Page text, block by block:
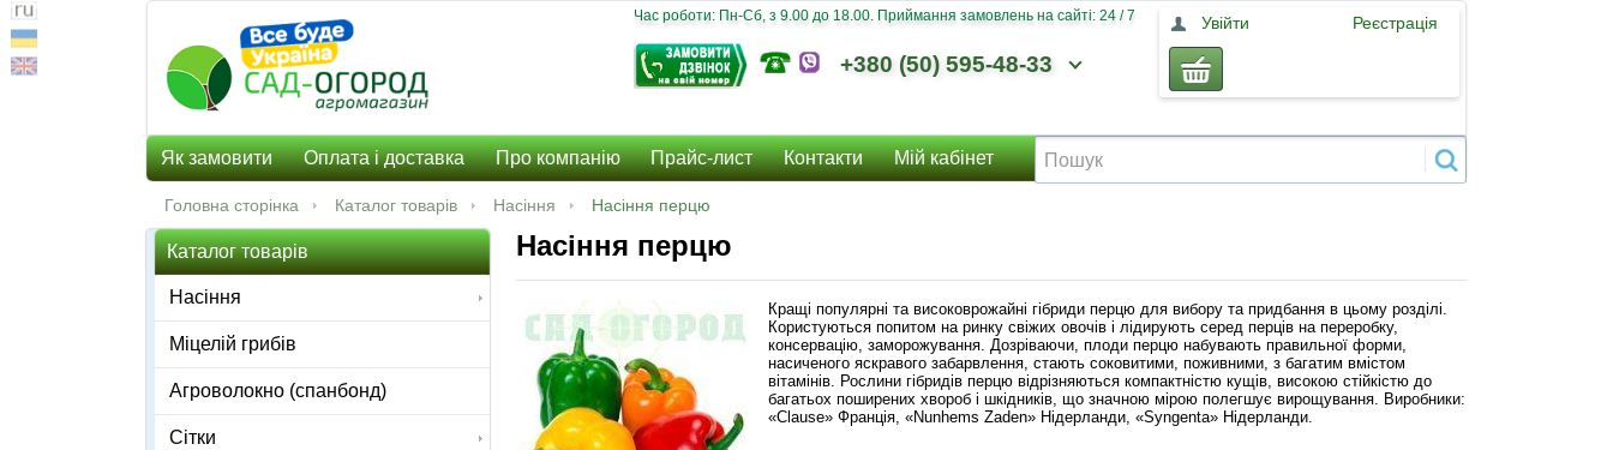
Час роботи: Пн-Сб, з 9.00 до 18.00. Приймання замовлень на сайті: 24 / 7
+380 (50) 595-48-33
Увійти Реєстрація
Як замовити Оплата і доставка Про компанію Прайс-лист Контакти Мій кабінет
Головна сторінка Каталог товарів Насіння Насіння перцю
Насіння перцю
Кращі популярні та високоврожайні гібриди перцю для вибору та придбання в цьому розділі.
Користуються попитом на ринку свіжих овочів і лідирують серед перців на переробку,
консервацію, заморожування. Дозріваючи, плоди перцю набувають правильної форми,
насиченого яскравого забарвлення, стають соковитими, поживними, з багатим вмістом
вітамінів. Рослини гібридів перцю відрізняються компактністю кущів, високою стійкістю до
багатьох поширених хвороб і шкідників, що значною мірою полегшує вирощування. Виробники:
«Clause» Франція, «Nunhems Zaden» Нідерланди, «Syngenta» Нідерланди.
Каталог товарів
Насіння
Міцелій грибів
Агроволокно (спанбонд)
Сітки